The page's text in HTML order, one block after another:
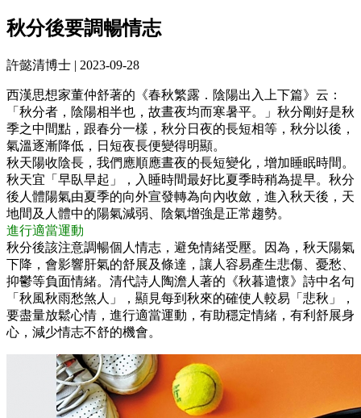
秋分後要調暢情志
許懿清博士 | 2023-09-28
西漢思想家董仲舒著的《春秋繁露．陰陽出入上下篇》云：
「秋分者，陰陽相半也，故晝夜均而寒暑平。」秋分剛好是秋
季之中間點，跟春分一樣，秋分日夜的長短相等，秋分以後，
氣溫逐漸降低，日短夜長便變得明顯。
秋天陽收陰長，我們應順應晝夜的長短變化，增加睡眠時間。
秋天宜「早臥早起」，入睡時間最好比夏季時稍為提早。秋分
後人體陽氣由夏季的向外宣發轉為向內收斂，進入秋天後，天
地間及人體中的陽氣減弱、陰氣增強是正常趨勢。
進行適當運動
秋分後該注意調暢個人情志，避免情緒受壓。因為，秋天陽氣
下降，會影響肝氣的舒展及條達，讓人容易產生悲傷、憂愁、
抑鬱等負面情緒。清代詩人陶澹人著的《秋暮遣懷》詩中名句
「秋風秋雨愁煞人」，顯見每到秋來的確使人較易「悲秋」，
要盡量放鬆心情，進行適當運動，有助穩定情緒，有利舒展身
心，減少情志不舒的機會。